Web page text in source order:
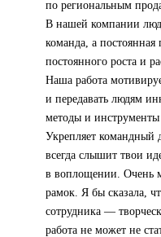
по региональным
В нашей компании
команда, а постоянная
постоянного роста и
Наша работа
и передавать людям
методы и инструменты
Укрепляет командный
всегда слышит твои
в воплощении. Очень
рамок. Я бы сказала,
сотрудника —
работа не может не